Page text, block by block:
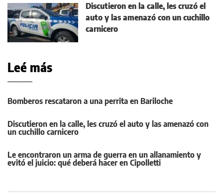
Discutieron en la calle, les cruzó el
auto y las amenazó con un cuchillo
carnicero
Leé más
Bomberos rescataron a una perrita en Bariloche
Discutieron en la calle, les cruzó el auto y las amenazó con
un cuchillo carnicero
Le encontraron un arma de guerra en un allanamiento y
evitó el juicio: qué deberá hacer en Cipolletti